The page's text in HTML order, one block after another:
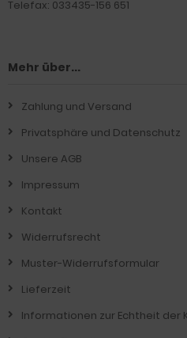
Telefax: 033435-156 651
Mehr über...
Zahlung und Versand
Privatsphäre und Datenschutz
Unsere AGB
Impressum
Kontakt
Widerrufsrecht
Muster-Widerrufsformular
Lieferzeit
Informationen zur Echtheit der